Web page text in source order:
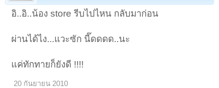
อิ..อิ..น้อง store รีบไปไหน กลับมาก่อน
ผ่านได้ไง...แวะซัก นี๊ดดดด..นะ
แค่ทักทายก็ยังดี !!!!
20 กันยายน 2010